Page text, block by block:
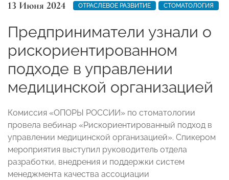
13 Июня 2024 ОТРАСЛЕВОЕ РАЗВИТИЕ СТОМАТОЛОГИЯ
Предприниматели узнали о
рискориентированном
подходе в управлении
медицинской организацией
Комиссия «ОПОРЫ РОССИИ» по стоматологии
провела вебинар «Рискориентированный подход в
управлении медицинской организацией». Спикером
мероприятия выступил руководитель отдела
разработки, внедрения и поддержки систем
менеджмента качества ассоциации